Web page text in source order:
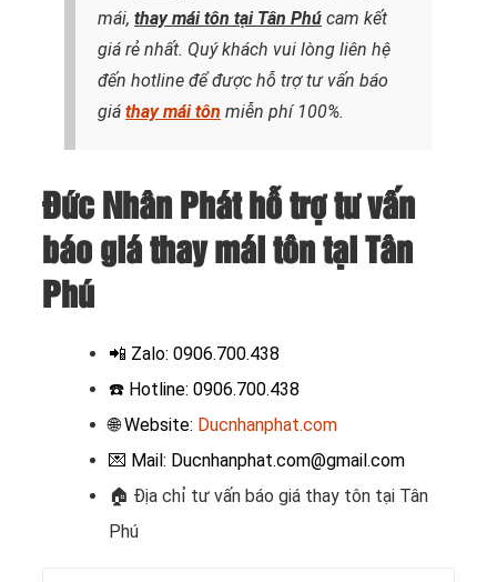
mái, thay mái tôn tại Tân Phú cam kết
giá rẻ nhất. Quý khách vui lòng liên hệ
đến hotline để được hỗ trợ tư vấn báo
giá thay mái tôn miễn phí 100%.
Đức Nhân Phát hỗ trợ tư vấn
báo giá thay mái tôn tại Tân
Phú
📲 Zalo: 0906.700.438
☎️ Hotline: 0906.700.438
🌐 Website: Ducnhanphat.com
💌 Mail: Ducnhanphat.com@gmail.com
🏠 Địa chỉ tư vấn báo giá thay tôn tại Tân
Phú